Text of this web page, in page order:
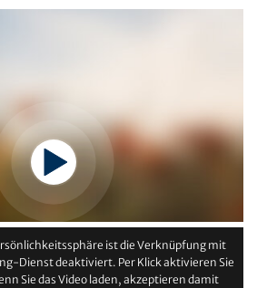
ist die Verknüpfung mit
Dienst deaktiviert. Per Klick aktivieren Sie
Sie das Video laden, akzeptieren damit